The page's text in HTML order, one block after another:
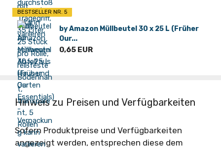
BESTSELLER NR. 5
by Amazon Müllbeutel 30 x 25 L (Früher
Our...
0,65 EUR
Hinweis zu Preisen und Verfügbarkeiten
Sofern Produktpreise und Verfügbarkeiten
angezeigt werden, entsprechen diese dem